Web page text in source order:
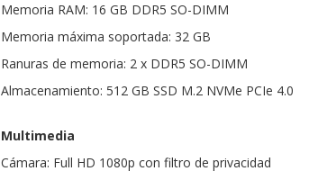
Memoria RAM: 16 GB DDR5 SO-DIMM
Memoria máxima soportada: 32 GB
Ranuras de memoria: 2 x DDR5 SO-DIMM
Almacenamiento: 512 GB SSD M.2 NVMe PCIe 4.0
Multimedia
Cámara: Full HD 1080p con filtro de privacidad